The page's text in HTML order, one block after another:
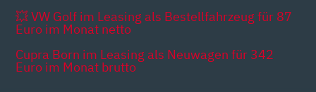
💥 VW Golf im Leasing als Bestellfahrzeug für 87
Euro im Monat netto
Cupra Born im Leasing als Neuwagen für 342
Euro im Monat brutto